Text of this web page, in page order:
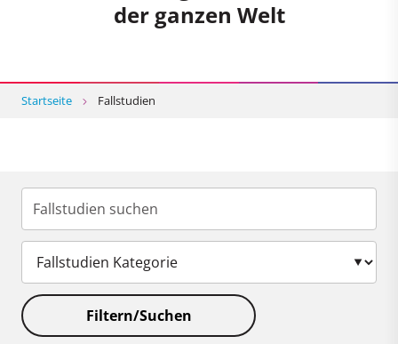
der ganzen Welt
Startseite Fallstudien
Filtern/Suchen